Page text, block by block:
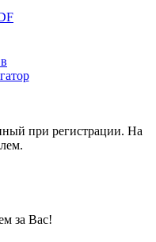
при регистрации. На
за Вас!